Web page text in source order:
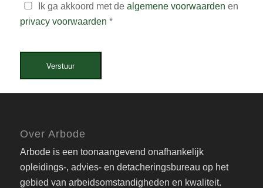
Ik ga akkoord met de algemene voorwaarden en
privacy voorwaarden *
Verstuur
Over Arbode
Arbode is een toonaangevend onafhankelijk
opleidings-, advies- en detacheringsbureau op het
gebied van arbeidsomstandigheden en kwaliteit.